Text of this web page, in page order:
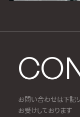
お問い合わせは下記
お受けしております